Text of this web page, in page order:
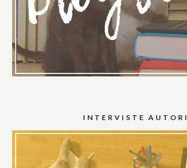
INTERVISTE AUTORI